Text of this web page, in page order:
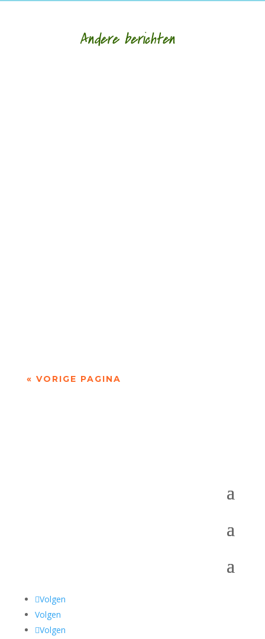
Andere berichten
« VORIGE PAGINA
Volgen
Volgen
Volgen